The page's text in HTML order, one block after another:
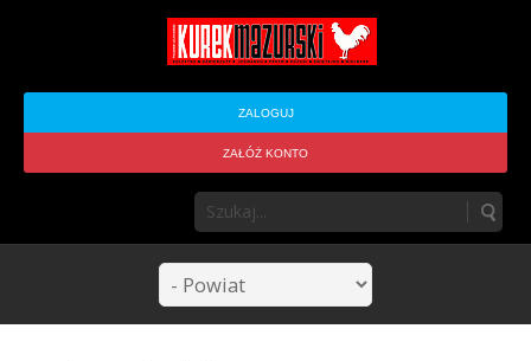
ZALOGUJ
ZAŁÓŻ KONTO